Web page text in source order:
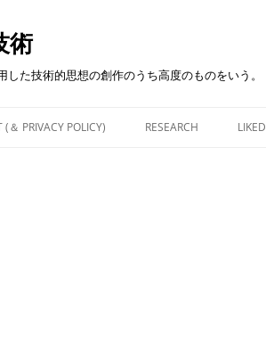
術
した技術的思想の創作のうち高度のものをいう。
(＆ PRIVACY POLICY) RESEARCH LIKED